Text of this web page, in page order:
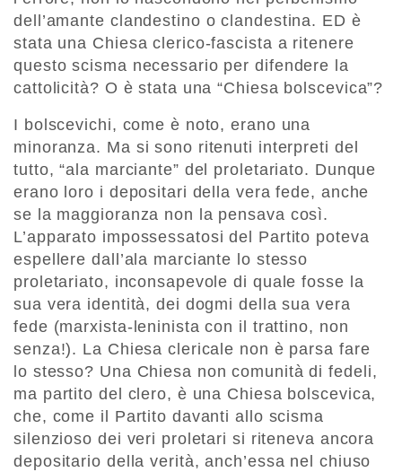
dell’amante clandestino o clandestina. ED è
stata una Chiesa clerico-fascista a ritenere
questo scisma necessario per difendere la
cattolicità? O è stata una “Chiesa bolscevica”?
I bolscevichi, come è noto, erano una
minoranza. Ma si sono ritenuti interpreti del
tutto, “ala marciante” del proletariato. Dunque
erano loro i depositari della vera fede, anche
se la maggioranza non la pensava così.
L’apparato impossessatosi del Partito poteva
espellere dall’ala marciante lo stesso
proletariato, inconsapevole di quale fosse la
sua vera identità, dei dogmi della sua vera
fede (marxista-leninista con il trattino, non
senza!). La Chiesa clericale non è parsa fare
lo stesso? Una Chiesa non comunità di fedeli,
ma partito del clero, è una Chiesa bolscevica,
che, come il Partito davanti allo scisma
silenzioso dei veri proletari si riteneva ancora
depositario della verità, anch’essa nel chiuso